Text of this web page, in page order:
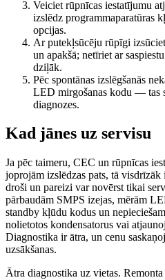
Veiciet rūpnīcas iestatījumu
izslēdz programmaparatūras
opcijas.
Ar putekļsūcēju rūpīgi
un apakšā; netīriet ar
dziļāk.
Pēc spontānas izslēgšanās
LED mirgošanas kodu — tas
diagnozes.
Kad jānes uz servisu
Ja pēc taimeru, CEC un rūpnīcas
joprojām izslēdzas pats, tā
droši un pareizi var novērst tikai
pārbaudām SMPS izejas, mērām
standby kļūdu kodus un
nolietotos kondensatorus vai
Diagnostika ir ātra, un cenu
uzsākšanas.
Ātra diagnostika uz vietas.